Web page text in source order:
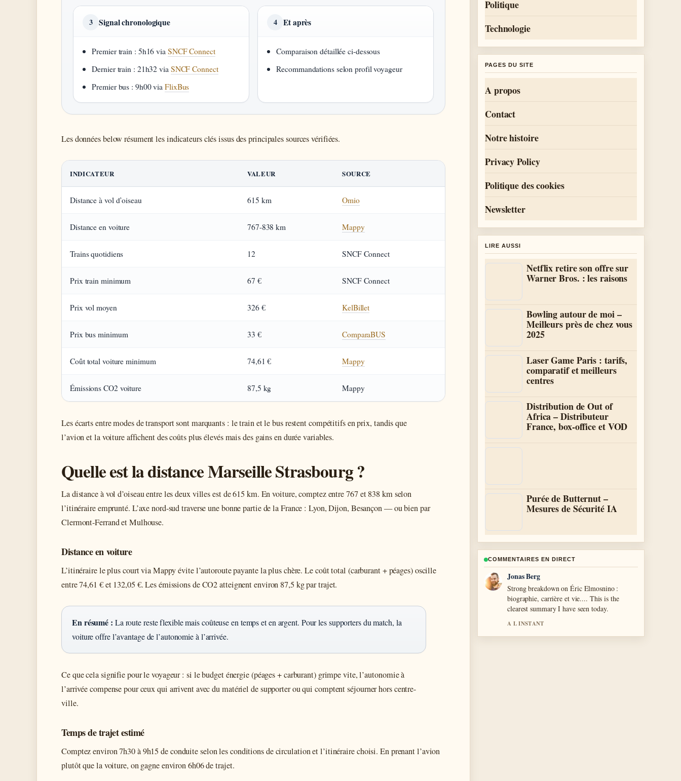
3 Signal chronologique
Premier train : 5h16 viaSNCF Connect
Dernier train : 21h32 viaSNCF Connect
Premier bus : 9h00 viaFlixBus
4 Et après
Comparaison détaillée ci-dessous
Recommandations selon profil voyageur
Les données below résument les indicateurs clés issus des principales sources vérifiées.
INDICATEUR VALEUR SOURCE
Distance à vol d’oiseau 615 km Omio
Distance en voiture 767-838 km Mappy
Trains quotidiens 12 SNCF Connect
Prix train minimum 67 € SNCF Connect
Prix vol moyen 326 € KelBillet
Prix bus minimum 33 € ComparaBUS
Coût total voiture minimum 74,61 € Mappy
Émissions CO2 voiture 87,5 kg Mappy
Les écarts entre modes de transport sont marquants : le train et le bus restent compétitifs en prix, tandis que
l’avion et la voiture affichent des coûts plus élevés mais des gains en durée variables.
Quelle est la distance Marseille Strasbourg ?
La distance à vol d’oiseau entre les deux villes est de 615 km. En voiture, comptez entre 767 et 838 km selon
l’itinéraire emprunté. L’axe nord-sud traverse une bonne partie de la France : Lyon, Dijon, Besançon — ou bien par
Clermont-Ferrand et Mulhouse.
Distance en voiture
L’itinéraire le plus court via Mappy évite l’autoroute payante la plus chère. Le coût total (carburant + péages) oscille
entre 74,61 € et 132,05 €. Les émissions de CO2 atteignent environ 87,5 kg par trajet.
En résumé : La route reste flexible mais coûteuse en temps et en argent. Pour les supporters du match, la
voiture offre l’avantage de l’autonomie à l’arrivée.
Ce que cela signifie pour le voyageur : si le budget énergie (péages + carburant) grimpe vite, l’autonomie à
l’arrivée compense pour ceux qui arrivent avec du matériel de supporter ou qui comptent séjourner hors centre-
ville.
Temps de trajet estimé
Comptez environ 7h30 à 9h15 de conduite selon les conditions de circulation et l’itinéraire choisi. En prenant l’avion
plutôt que la voiture, on gagne environ 6h06 de trajet.
Politique
Technologie
PAGES DU SITE
A propos
Contact
Notre histoire
Privacy Policy
Politique des cookies
Newsletter
LIRE AUSSI
Netflix retire son offre sur
Warner Bros. : les raisons
Bowling autour de moi –
Meilleurs près de chez vous
2025
Laser Game Paris : tarifs,
comparatif et meilleurs
centres
Distribution de Out of
Africa – Distributeur
France, box-office et VOD
Purée de Butternut –
Mesures de Sécurité IA
COMMENTAIRES EN DIRECT
Maya Linden
Following Bonnie Blue : vrai nom, mari,
record,... closely - appreciate the balanced
tone here.
3 MIN PLUS TOT